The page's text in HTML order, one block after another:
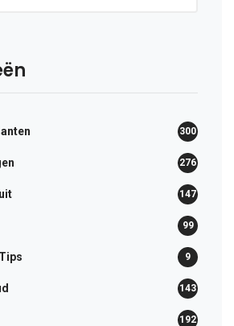
300
276
147
99
9
143
192